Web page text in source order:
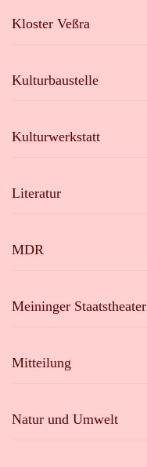
Kloster Veßra
Kulturbaustelle
Kulturwerkstatt
Literatur
MDR
Meininger Staatstheater
Mitteilung
Natur und Umwelt